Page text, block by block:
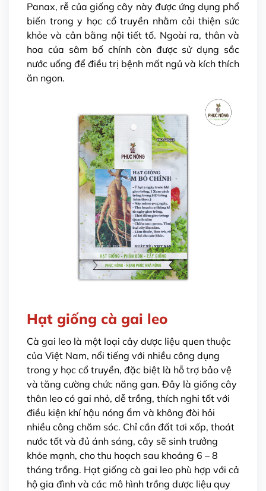
Panax, rễ của giống cây này được ứng dụng phổ
biến trong y học cổ truyền nhằm cải thiện sức
khỏe và cân bằng nội tiết tố. Ngoài ra, thân và
hoa của sâm bố chính còn được sử dụng sắc
nước uống để điều trị bệnh mất ngủ và kích thích
ăn ngon.
Hạt giống cà gai leo
Cà gai leo là một loại cây dược liệu quen thuộc
của Việt Nam, nổi tiếng với nhiều công dụng
trong y học cổ truyền, đặc biệt là hỗ trợ bảo vệ
và tăng cường chức năng gan. Đây là giống cây
thân leo có gai nhỏ, dễ trồng, thích nghi tốt với
điều kiện khí hậu nóng ẩm và không đòi hỏi
nhiều công chăm sóc. Chỉ cần đất tơi xốp, thoát
nước tốt và đủ ánh sáng, cây sẽ sinh trưởng
khỏe mạnh, cho thu hoạch sau khoảng 6 – 8
tháng trồng. Hạt giống cà gai leo phù hợp với cả
hộ gia đình và các mô hình trồng dược liệu quy